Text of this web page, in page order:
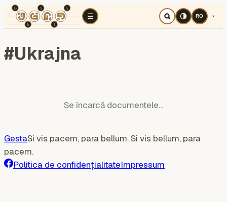
☰
TÉR Războiul cognitiv
RO
#Ukrajna
Se încarcă documentele...
GestaSi vis pacem, para bellum. Si vis bellum, para
pacem.
Politica de confidențialitateImpressum